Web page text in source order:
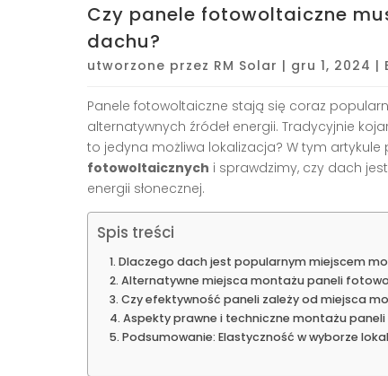
Czy panele fotowoltaiczne
dachu?
utworzone przez RM Solar | gru 1, 2024 |
Panele fotowoltaiczne stają się coraz
alternatywnych źródeł energii. Tradycyjnie
to jedyna możliwa lokalizacja? W tym
fotowoltaicznych i sprawdzimy, czy dach
energii słonecznej.
Spis treści
Dlaczego dach jest popularnym miejscem
Alternatywne miejsca montażu paneli
Czy efektywność paneli zależy od miejsca
Aspekty prawne i techniczne montażu
Podsumowanie: Elastyczność w wyborze